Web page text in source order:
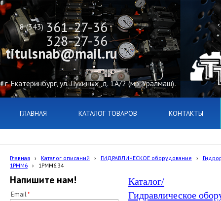
8 (343) 361-27-36
г. Екатеринбург, ул. Лукиных, д. 1А/2 (мр. Уралмаш)
328-27-36
titulsnab@mail.ru
ГЛАВНАЯ КАТАЛОГ ТОВАРОВ КОНТАКТЫ
Главная › Каталог описаний › ГИДРАВЛИЧЕСКОЕ оборудование ›
1РММ6 › 1РММ6.34
Напишите нам!
Email
Каталог/
Гидравлическое